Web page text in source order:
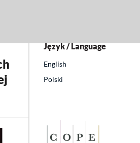
Język / Language
English
Polski